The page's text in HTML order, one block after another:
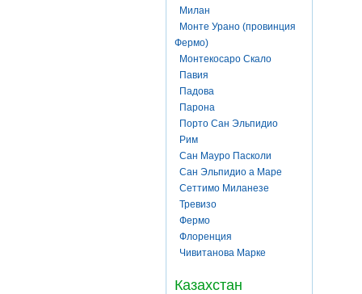
Милан
Монте Урано (провинция
Фермо)
Монтекосаро Скало
Павия
Падова
Парона
Порто Сан Эльпидио
Рим
Сан Мауро Пасколи
Сан Эльпидио а Маре
Сеттимо Миланезе
Тревизо
Фермо
Флоренция
Чивитанова Марке
Казахстан